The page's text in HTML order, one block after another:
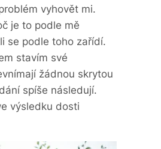
vyhovět mi.
je to podle mě
se podle toho zařídí.
stavím své
žádnou skrytou
spíše následují.
výsledku dosti